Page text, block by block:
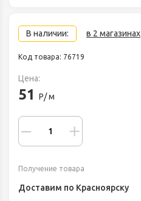
В наличии: в 2 магазинах
Код товара: 76719
Цена:
51 Р/ м
Получение товара
Доставим по Красноярску